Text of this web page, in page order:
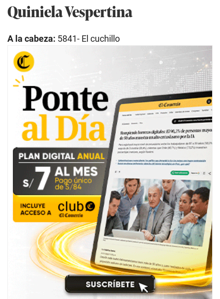
Quiniela Vespertina
A la cabeza: 5841- El cuchillo